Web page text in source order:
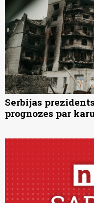
Serbijas
prognozes par